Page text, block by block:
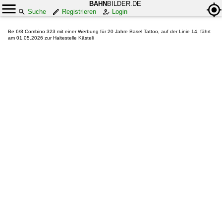
BAHN BILDER.DE
Suche
Registrieren Login
Be 6/8 Combino 323 mit einer Werbung für 20 Jahre Basel Tattoo, auf der Linie 14, fährt
am 01.05.2026 zur Haltestelle Kästeli